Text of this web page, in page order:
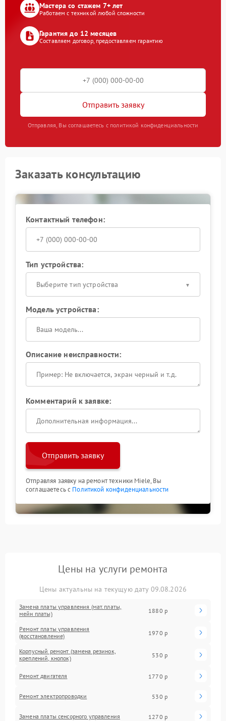
Мастера со стажем 7+ лет
Работаем с техникой любой сложности
Гарантия до 12 месяцев
Составляем договор, предоставляем гарантию
Отправить заявку
Отправляя, Вы соглашаетесь с политикой конфиденциальности
Заказать консультацию
Контактный телефон:
Тип устройства:
Выберите тип устройства
Модель устройства:
Описание неисправности:
Комментарий к заявке:
Отправить заявку
Отправляя заявку на ремонт техники Miele, Вы
соглашаетесь с Политикой конфиденциальности
Цены на услуги ремонта
Цены актуальны на текущую дату 09.08.2026
Замена платы управления (мат.платы,
мейн платы)
1880 р
Ремонт платы управления
(восстановление)
1970 р
Корпусный ремонт (замена резинок,
креплений, кнопок)
530 р
Ремонт двигателя 1770 р
Ремонт электропроводки 530 р
Замена платы сенсорного управления 1270 р